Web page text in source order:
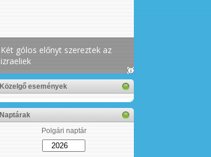
Közelgő események
Naptárak
Polgári naptár